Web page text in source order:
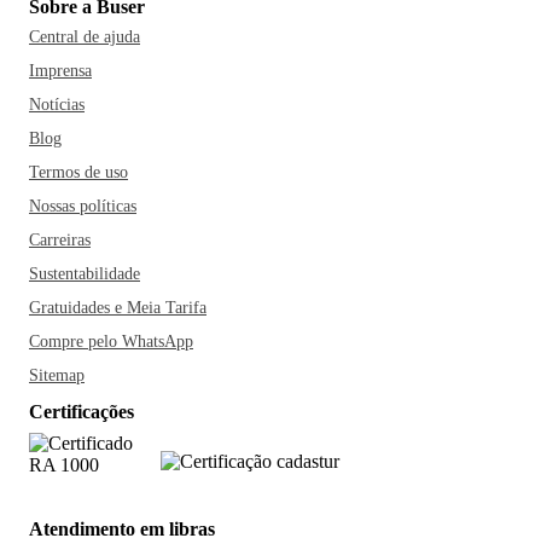
Sobre a Buser
Central de ajuda
Imprensa
Notícias
Blog
Termos de uso
Nossas políticas
Carreiras
Sustentabilidade
Gratuidades e Meia Tarifa
Compre pelo WhatsApp
Sitemap
Certificações
Atendimento em libras